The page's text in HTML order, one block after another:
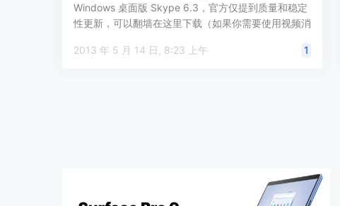
Windows 桌面版 Skype 6.3，官方仅提到质量和稳定
性更新，可以翻墙在这里下载（如果你需要使用视频消
2013 年 5 月 14 日, 8:23 上午
1